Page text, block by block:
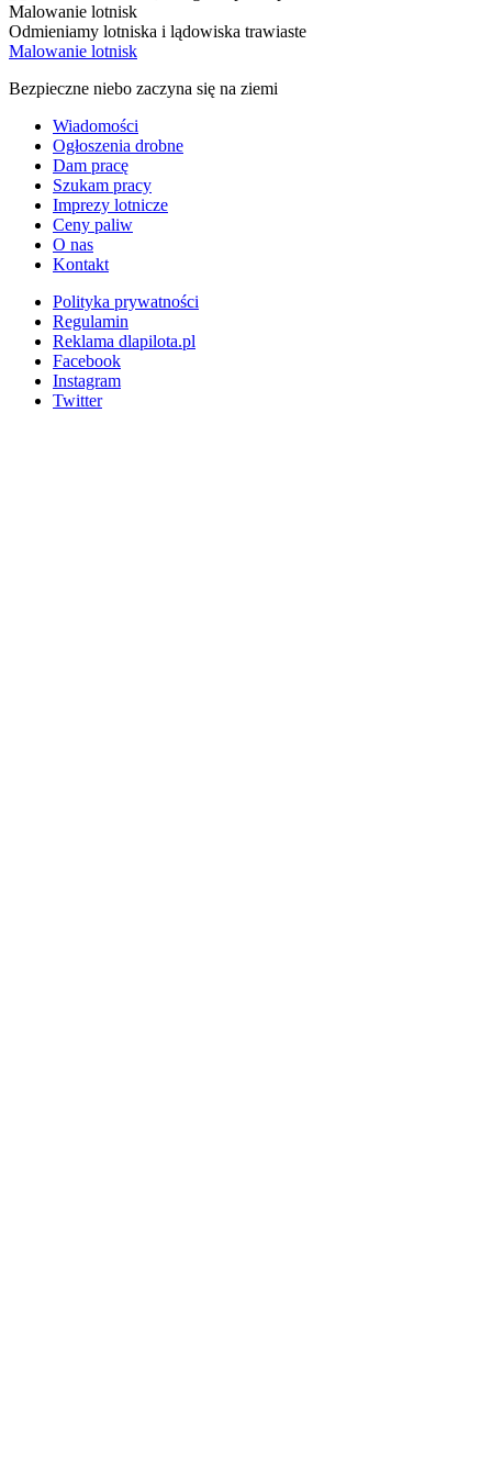
Malowanie lotnisk
Odmieniamy lotniska i lądowiska trawiaste
Malowanie lotnisk
Bezpieczne niebo zaczyna się na ziemi
Wiadomości
Ogłoszenia drobne
Dam pracę
Szukam pracy
Imprezy lotnicze
Ceny paliw
O nas
Kontakt
Polityka prywatności
Regulamin
Reklama dlapilota.pl
Facebook
Instagram
Twitter